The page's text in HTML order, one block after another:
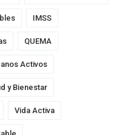
IMSS
QUEMA
Activos
y Bienestar
Vida Activa